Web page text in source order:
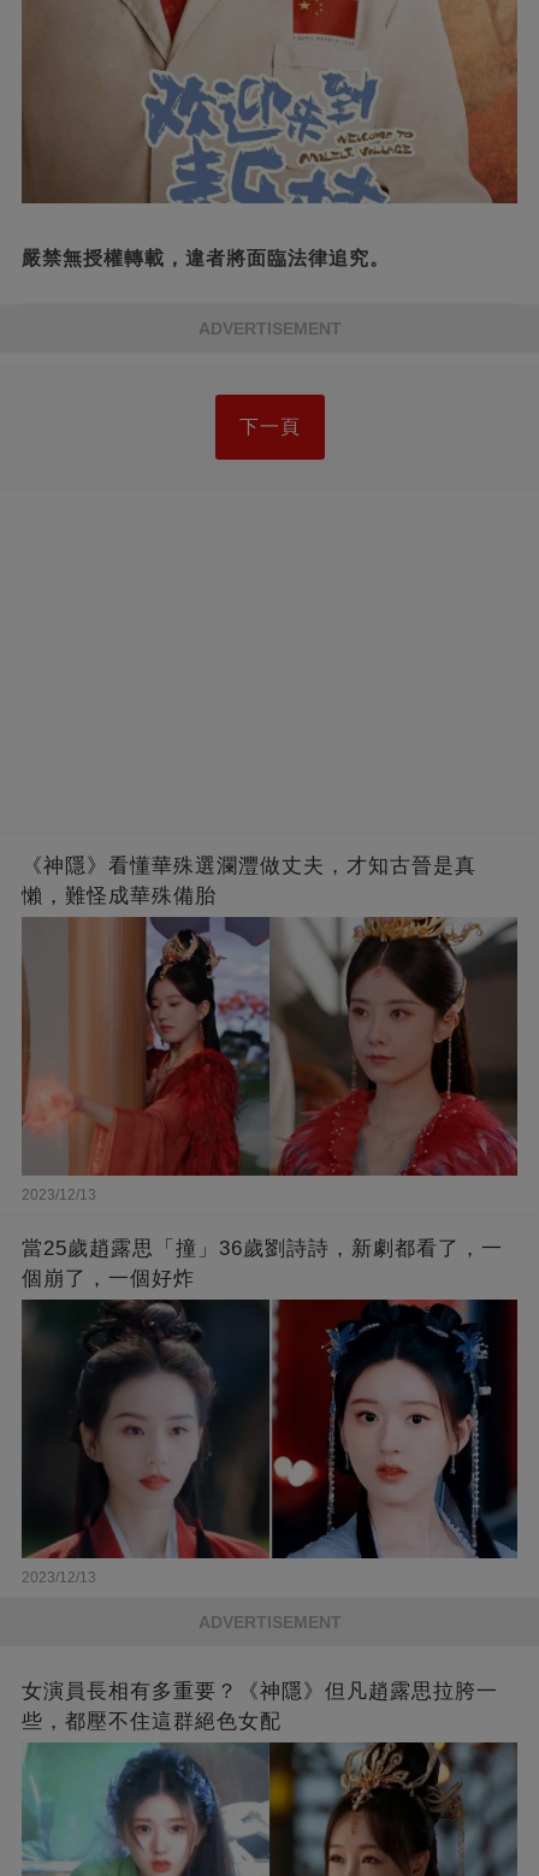
嚴禁無授權轉載，違者將面臨法律追究。
ADVERTISEMENT
下一頁
《神隱》看懂華殊選瀾灃做丈夫，才知古晉是真
懶，難怪成華殊備胎
2023/12/13
當25歲趙露思「撞」36歲劉詩詩，新劇都看了，一
個崩了，一個好炸
2023/12/13
ADVERTISEMENT
女演員長相有多重要？《神隱》但凡趙露思拉胯一
些，都壓不住這群絕色女配